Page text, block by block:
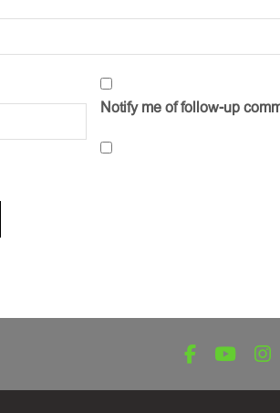
Notify me of follow-up